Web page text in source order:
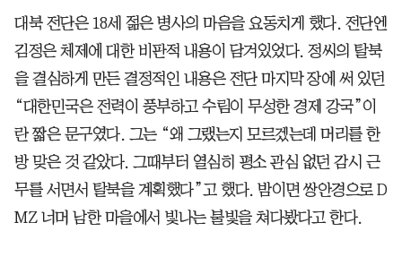
대북 전단은 18세 젊은 병사의 마음을 요동치게 했다. 전단엔
김정은 체제에 대한 비판적 내용이 담겨있었다. 정씨의 탈북
을 결심하게 만든 결정적인 내용은 전단 마지막 장에 써 있던
“대한민국은 전력이 풍부하고 수림이 무성한 경제 강국”이
란 짧은 문구였다. 그는 “왜 그랬는지 모르겠는데 머리를 한
방 맞은 것 같았다. 그때부터 열심히 평소 관심 없던 감시 근
무를 서면서 탈북을 계획했다”고 했다. 밤이면 쌍안경으로 D
MZ 너머 남한 마을에서 빛나는 불빛을 쳐다봤다고 한다.